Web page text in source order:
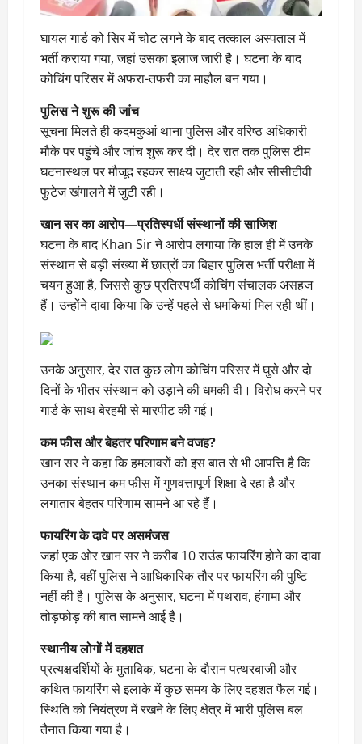
घायल गार्ड को सिर में चोट लगने के बाद तत्काल अस्पताल में
भर्ती कराया गया, जहां उसका इलाज जारी है। घटना के बाद
कोचिंग परिसर में अफरा-तफरी का माहौल बन गया।
पुलिस ने शुरू की जांच
सूचना मिलते ही कदमकुआं थाना पुलिस और वरिष्ठ अधिकारी
मौके पर पहुंचे और जांच शुरू कर दी। देर रात तक पुलिस टीम
घटनास्थल पर मौजूद रहकर साक्ष्य जुटाती रही और सीसीटीवी
फुटेज खंगालने में जुटी रही।
खान सर का आरोप—प्रतिस्पर्धी संस्थानों की साजिश
घटना के बाद Khan Sir ने आरोप लगाया कि हाल ही में उनके
संस्थान से बड़ी संख्या में छात्रों का बिहार पुलिस भर्ती परीक्षा में
चयन हुआ है, जिससे कुछ प्रतिस्पर्धी कोचिंग संचालक असहज
हैं। उन्होंने दावा किया कि उन्हें पहले से धमकियां मिल रही थीं।
उनके अनुसार, देर रात कुछ लोग कोचिंग परिसर में घुसे और दो
दिनों के भीतर संस्थान को उड़ाने की धमकी दी। विरोध करने पर
गार्ड के साथ बेरहमी से मारपीट की गई।
कम फीस और बेहतर परिणाम बने वजह?
खान सर ने कहा कि हमलावरों को इस बात से भी आपत्ति है कि
उनका संस्थान कम फीस में गुणवत्तापूर्ण शिक्षा दे रहा है और
लगातार बेहतर परिणाम सामने आ रहे हैं।
फायरिंग के दावे पर असमंजस
जहां एक ओर खान सर ने करीब 10 राउंड फायरिंग होने का दावा
किया है, वहीं पुलिस ने आधिकारिक तौर पर फायरिंग की पुष्टि
नहीं की है। पुलिस के अनुसार, घटना में पथराव, हंगामा और
तोड़फोड़ की बात सामने आई है।
स्थानीय लोगों में दहशत
प्रत्यक्षदर्शियों के मुताबिक, घटना के दौरान पत्थरबाजी और
कथित फायरिंग से इलाके में कुछ समय के लिए दहशत फैल गई।
स्थिति को नियंत्रण में रखने के लिए क्षेत्र में भारी पुलिस बल
तैनात किया गया है।